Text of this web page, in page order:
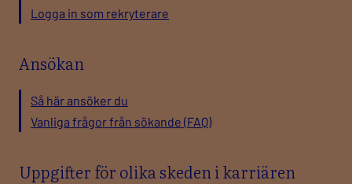
Logga in som rekryterare
Ansökan
Så här ansöker du
Vanliga frågor från sökande (FAQ)
Uppgifter för olika skeden i karriären